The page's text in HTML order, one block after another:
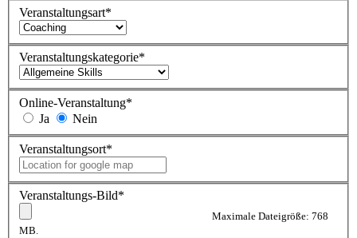
Veranstaltungsart*
Veranstaltungskategorie*
Online-Veranstaltung*
Ja
Nein
Veranstaltungsort*
Veranstaltungs-Bild*
Maximale Dateigröße: 768
MB.